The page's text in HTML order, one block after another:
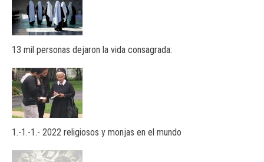
13 mil personas dejaron la vida consagrada:
1.-1.-1.- 2022 religiosos y monjas en el mundo